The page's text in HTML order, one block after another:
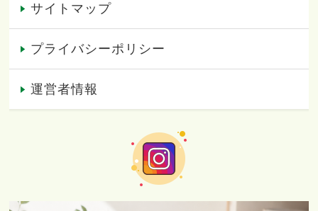
サイトマップ
プライバシーポリシー
運営者情報